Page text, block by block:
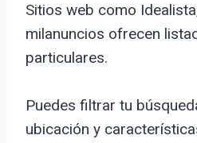
Sitios web como
milanuncios ofrecen
particulares.
Puedes filtrar tu
ubicación y